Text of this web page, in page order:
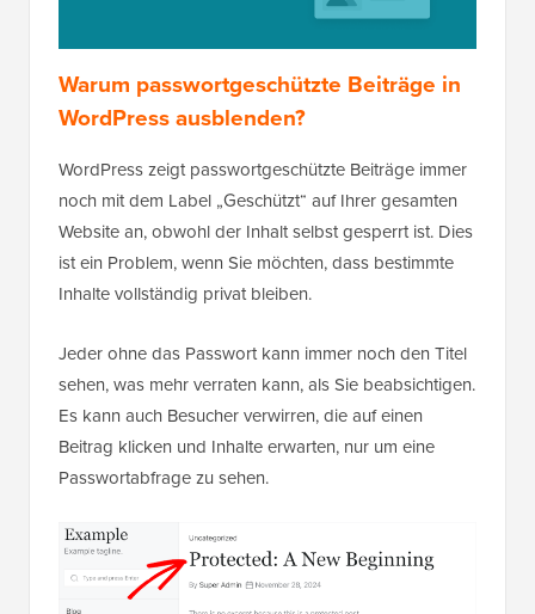
Warum passwortgeschützte Beiträge in
WordPress ausblenden?
WordPress zeigt passwortgeschützte Beiträge immer
noch mit dem Label „Geschützt“ auf Ihrer gesamten
Website an, obwohl der Inhalt selbst gesperrt ist. Dies
ist ein Problem, wenn Sie möchten, dass bestimmte
Inhalte vollständig privat bleiben.
Jeder ohne das Passwort kann immer noch den Titel
sehen, was mehr verraten kann, als Sie beabsichtigen.
Es kann auch Besucher verwirren, die auf einen
Beitrag klicken und Inhalte erwarten, nur um eine
Passwortabfrage zu sehen.